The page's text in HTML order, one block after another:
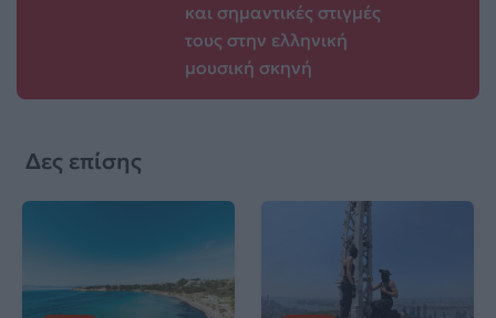
και σημαντικές στιγμές
τους στην ελληνική
μουσική σκηνή
Δες επίσης